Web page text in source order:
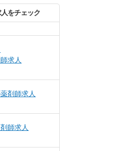
をチェック
求人
剤師求人
師求人